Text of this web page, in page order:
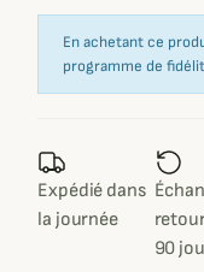
En achetant ce
programme de
Expédié dans
la journée
90